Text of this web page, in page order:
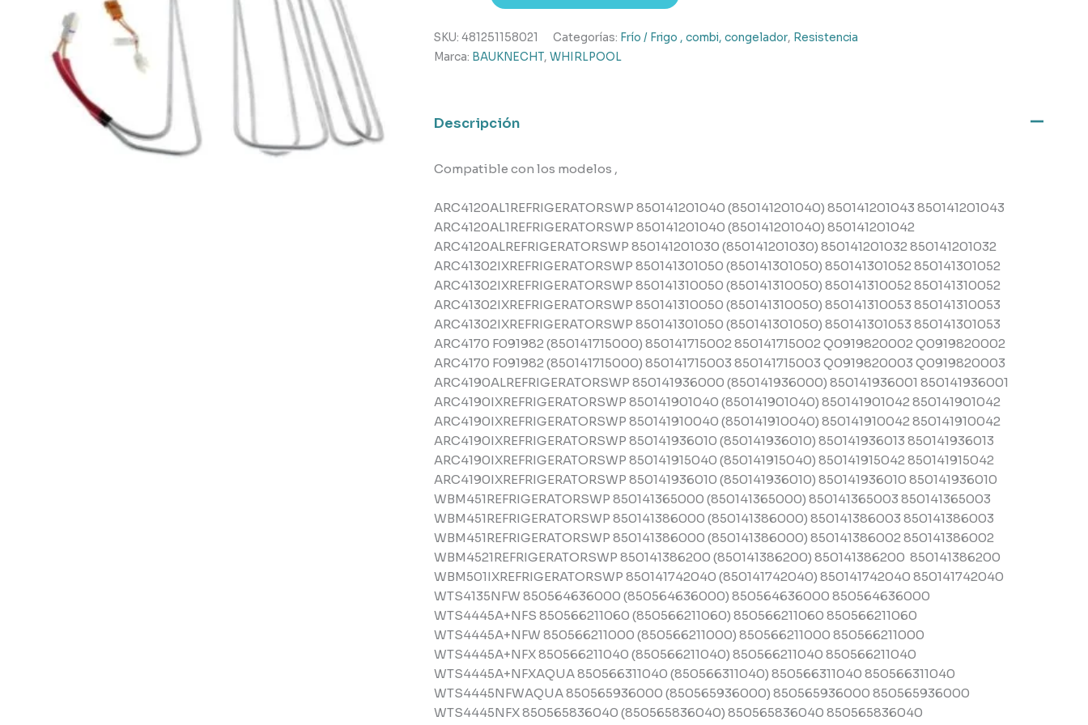
descarche
Whirlpool
,
SKU:481251158021 Categorías: Frío / Frigo , combi, congelador, Resistencia
Marca: BAUKNECHT,WHIRLPOOL
Descripción
Compatible con los modelos ,
ARC4120AL1REFRIGERATORSWP 850141201040 (850141201040) 850141201043 850141201043
ARC4120AL1REFRIGERATORSWP 850141201040 (850141201040) 850141201042
ARC4120ALREFRIGERATORSWP 850141201030 (850141201030) 850141201032 850141201032
ARC41302IXREFRIGERATORSWP 850141301050 (850141301050) 850141301052 850141301052
ARC41302IXREFRIGERATORSWP 850141310050 (850141310050) 850141310052 850141310052
ARC41302IXREFRIGERATORSWP 850141310050 (850141310050) 850141310053 850141310053
ARC41302IXREFRIGERATORSWP 850141301050 (850141301050) 850141301053 850141301053
ARC4170 F091982 (850141715000) 850141715002 850141715002 Q0919820002 Q0919820002
ARC4170 F091982 (850141715000) 850141715003 850141715003 Q0919820003 Q0919820003
ARC4190ALREFRIGERATORSWP 850141936000 (850141936000) 850141936001 850141936001
ARC4190IXREFRIGERATORSWP 850141901040 (850141901040) 850141901042 850141901042
ARC4190IXREFRIGERATORSWP 850141910040 (850141910040) 850141910042 850141910042
ARC4190IXREFRIGERATORSWP 850141936010 (850141936010) 850141936013 850141936013
ARC4190IXREFRIGERATORSWP 850141915040 (850141915040) 850141915042 850141915042
ARC4190IXREFRIGERATORSWP 850141936010 (850141936010) 850141936010 850141936010
WBM451REFRIGERATORSWP 850141365000 (850141365000) 850141365003 850141365003
WBM451REFRIGERATORSWP 850141386000 (850141386000) 850141386003 850141386003
WBM451REFRIGERATORSWP 850141386000 (850141386000) 850141386002 850141386002
WBM4521REFRIGERATORSWP 850141386200 (850141386200) 850141386200 850141386200
WBM501IXREFRIGERATORSWP 850141742040 (850141742040) 850141742040 850141742040
WTS4135NFW 850564636000 (850564636000) 850564636000 850564636000
WTS4445A+NFS 850566211060 (850566211060) 850566211060 850566211060
WTS4445A+NFW 850566211000 (850566211000) 850566211000 850566211000
WTS4445A+NFX 850566211040 (850566211040) 850566211040 850566211040
WTS4445A+NFXAQUA 850566311040 (850566311040) 850566311040 850566311040
WTS4445NFWAQUA 850565936000 (850565936000) 850565936000 850565936000
WTS4445NFX 850565836040 (850565836040) 850565836040 850565836040